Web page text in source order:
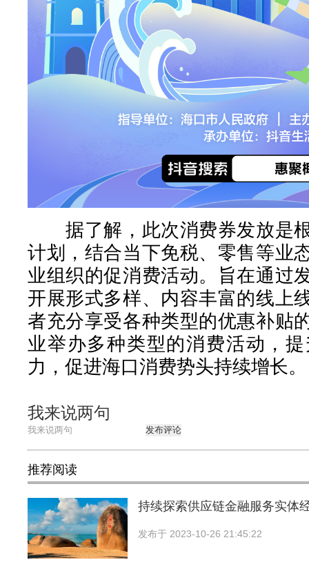
据了解，此次消费券发放是
计划，结合当下免税、零售等业
业组织的促消费活动。旨在通过
开展形式多样、内容丰富的线上
者充分享受各种类型的优惠补贴
业举办多种类型的消费活动，
力，促进海口消费势头持续增长。
我来说两句
发布评论
推荐阅读
持续探索供应链金融服务实体
发布于 2023-10-26 21:45:22